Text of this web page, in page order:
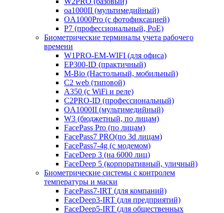
oa1000II (мультимедийный)
OA1000Pro (с фотофиксацией)
P7 (профессиональный, PoE)
Биометрические терминалы учета рабочего
времени
W1PRO-EM-WIFI (для офиса)
EP300-ID (практичный)
M-Bio (Настольный, мобильный)
С2 web (типовой)
A350 (с WiFi и реле)
C2PRO-ID (профессиональный)
OA1000II (мультимедийный)
W3 (бюджетный, по лицам)
FacePass Pro (по лицам)
FacePass7 PRO(по 3d лицам)
FacePass7-4g (с модемом)
FaceDeep 3 (на 6000 лиц)
FaceDeep 5 (корпоративный, уличный)
Биометрические системы с контролем
температуры и маски
FacePass7-IRT (для компаний)
FaceDeep3-IRT (для предприятий)
FaceDeep5-IRT (для общественных